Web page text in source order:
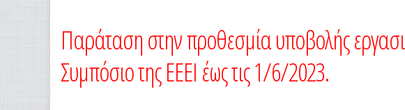
Παράταση στην προθεσμία υποβολής
Συμπόσιο της ΕΕΕΙ έως τις 1/6/2023.